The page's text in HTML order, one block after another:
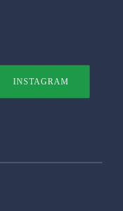
INSTAGRAM